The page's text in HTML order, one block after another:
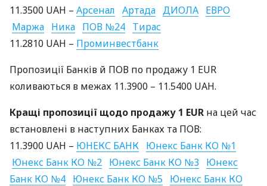
11.3500 UAH – Арсенал Артада ДИОЛА ЕВРО
Маржа Ника ПОВ №24 Тирас
11.2810 UAH – Проминвестбанк
Пропозиції Банків й ПОВ по продажу 1 EUR
коливаються в межах 11.3900 – 11.5400 UAH.
Кращі пропозиції щодо продажу 1 EUR на цей час
встановлені в наступних Банках та ПОВ:
11.3900 UAH – ЮНЕКС БАНК Юнекс Банк КО №1
Юнекс Банк КО №2 Юнекс Банк КО №3
Юнекс
Банк КО №4 Юнекс Банк КО №5 Юнекс Банк КО